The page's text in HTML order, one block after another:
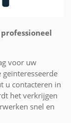
voor uw
u contacteren in
het verkrijgen
snel en